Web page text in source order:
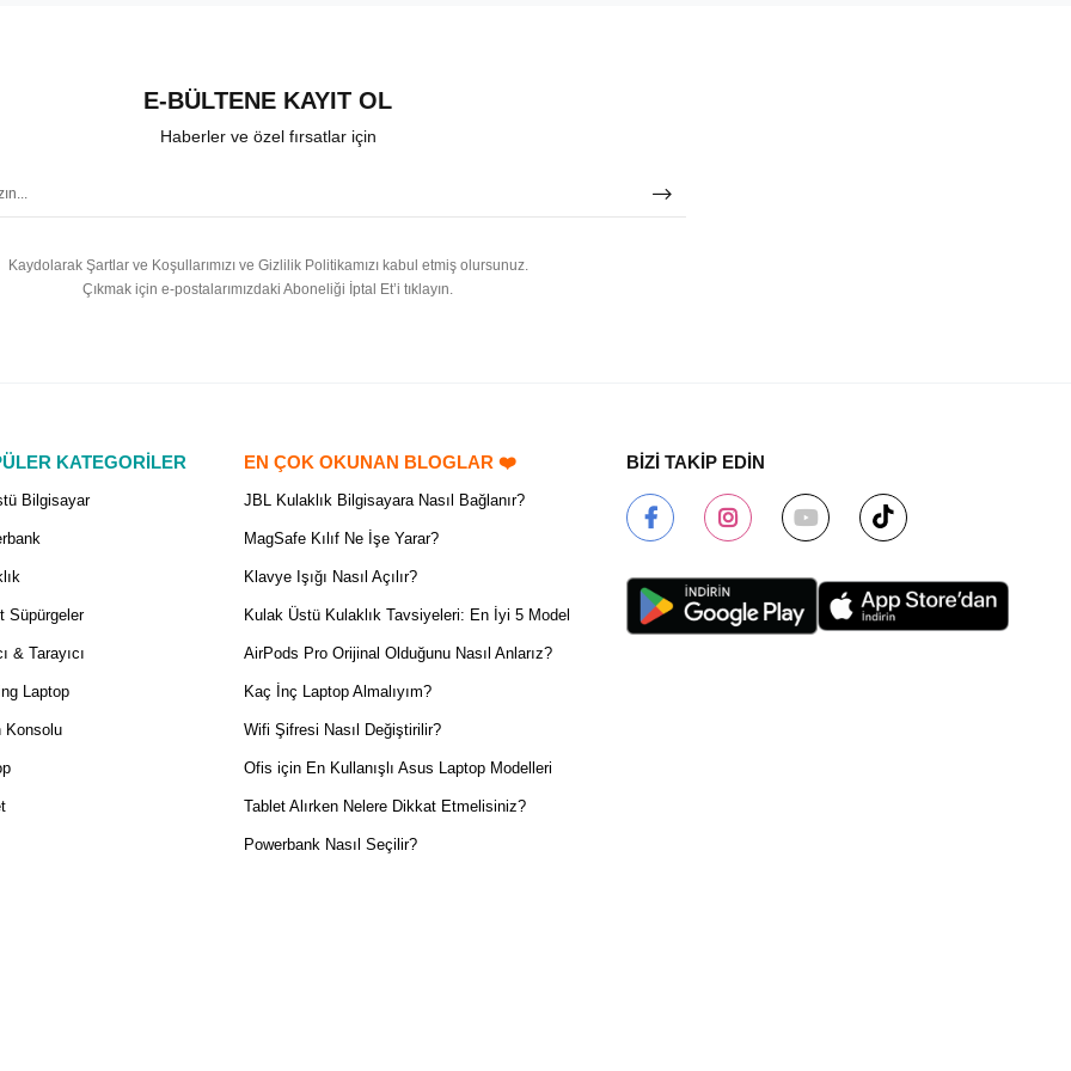
E-BÜLTENE KAYIT OL
Haberler ve özel fırsatlar için
Kaydolarak Şartlar ve Koşullarımızı ve Gizlilik Politikamızı kabul etmiş olursunuz.
Çıkmak için e-postalarımızdaki Aboneliği İptal Et’i tıklayın.
KATEGORİLER
Bilgisayar
Süpürgeler
& Tarayıcı
Laptop
Konsolu
EN ÇOK OKUNAN BLOGLAR ❤️
JBL Kulaklık Bilgisayara Nasıl Bağlanır?
MagSafe Kılıf Ne İşe Yarar?
Klavye Işığı Nasıl Açılır?
Kulak Üstü Kulaklık Tavsiyeleri: En İyi 5 Model
AirPods Pro Orijinal Olduğunu Nasıl Anlarız?
Kaç İnç Laptop Almalıyım?
Wifi Şifresi Nasıl Değiştirilir?
Ofis için En Kullanışlı Asus Laptop Modelleri
Tablet Alırken Nelere Dikkat Etmelisiniz?
Powerbank Nasıl Seçilir?
BİZİ TAKİP EDİN